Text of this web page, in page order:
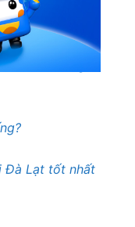
điểm không
Đà Lạt tốt nhất